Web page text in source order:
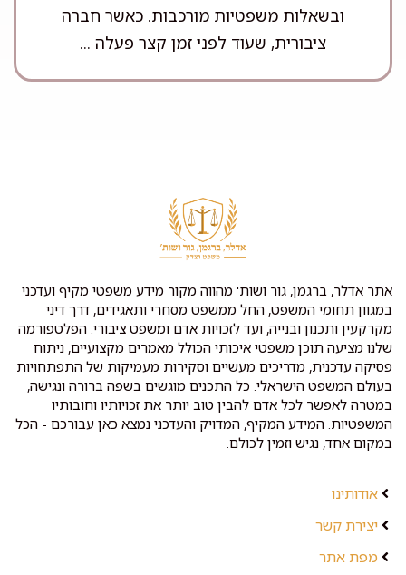
ובשאלות משפטיות מורכבות. כאשר חברה
ציבורית, שעוד לפני זמן קצר פעלה ...
אתר אדלר, ברגמן, גור ושות' מהווה מקור מידע משפטי מקיף ועדכני
במגוון תחומי המשפט, החל ממשפט מסחרי ותאגידים, דרך דיני
מקרקעין ותכנון ובנייה, ועד לזכויות אדם ומשפט ציבורי. הפלטפורמה
שלנו מציעה תוכן משפטי איכותי הכולל מאמרים מקצועיים, ניתוח
פסיקה עדכנית, מדריכים מעשיים וסקירות מעמיקות של התפתחויות
בעולם המשפט הישראלי. כל התכנים מוגשים בשפה ברורה ונגישה,
במטרה לאפשר לכל אדם להבין טוב יותר את זכויותיו וחובותיו
המשפטיות. המידע המקיף, המדויק והעדכני נמצא כאן עבורכם - הכל
במקום אחד, נגיש וזמין לכולם.
אודותינו
יצירת קשר
מפת אתר